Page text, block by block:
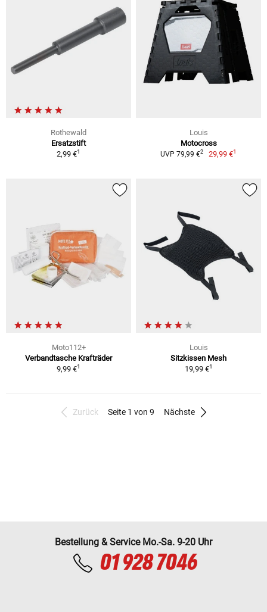
Rothewald
Ersatzstift
2,99 €1
Louis
Motocross
UVP 79,99 €2 29,99 €1
Moto112+
Verbandtasche Krafträder
9,99 €1
Louis
Sitzkissen Mesh
19,99 €1
Zurück Seite 1 von 9 Nächste
Bestellung & Service Mo.-Sa. 9-20 Uhr
01 928 7046